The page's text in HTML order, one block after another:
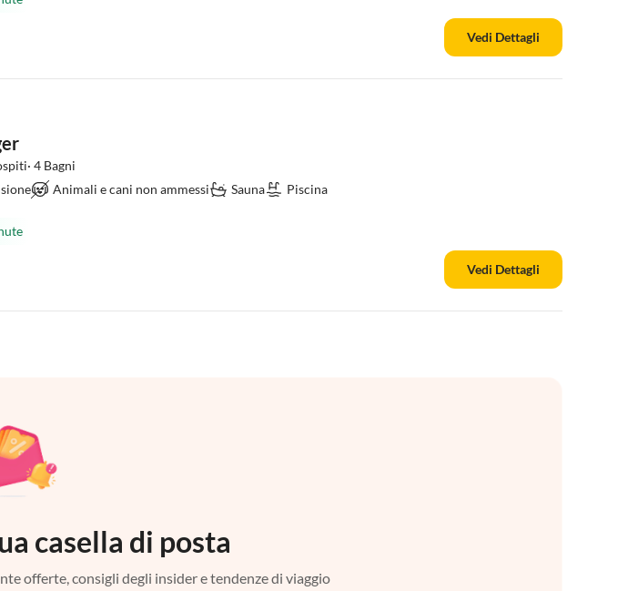
Vedi Dettagli
4 Bagni
Animali e cani non ammessi Sauna Piscina
Vedi Dettagli
casella di posta
offerte, consigli degli insider e tendenze di viaggio